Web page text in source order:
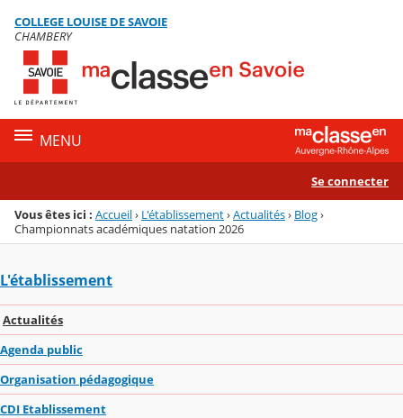
Menu de la rubrique
Contenu
COLLEGE LOUISE DE SAVOIE
CHAMBERY
MENU
Se connecter
Vous êtes ici : Accueil› L'établissement›Actualités› Blog›
Championnats académiques natation 2026
L'établissement
Actualités
Agenda public
Organisation pédagogique
CDI Etablissement